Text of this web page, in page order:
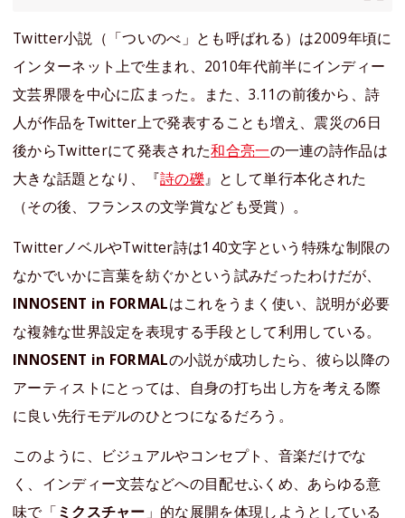
Twitter小説（「ついのべ」とも呼ばれる）は2009年頃に
インターネット上で生まれ、2010年代前半にインディー
文芸界隈を中心に広まった。また、3.11の前後から、詩
人が作品をTwitter上で発表することも増え、震災の6日
後からTwitterにて発表された和合亮一の一連の詩作品は
大きな話題となり、『詩の礫』として単行本化された
（その後、フランスの文学賞なども受賞）。
TwitterノベルやTwitter詩は140文字という特殊な制限の
なかでいかに言葉を紡ぐかという試みだったわけだが、
INNOSENT in FORMALはこれをうまく使い、説明が必要
な複雑な世界設定を表現する手段として利用している。
INNOSENT in FORMALの小説が成功したら、彼ら以降の
アーティストにとっては、自身の打ち出し方を考える際
に良い先行モデルのひとつになるだろう。
このように、ビジュアルやコンセプト、音楽だけでな
く、インディー文芸などへの目配せふくめ、あらゆる意
味で「ミクスチャー」的な展開を体現しようとしている